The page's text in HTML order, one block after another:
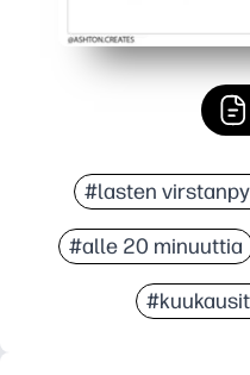
#lasten
#alle 20 minuuttia